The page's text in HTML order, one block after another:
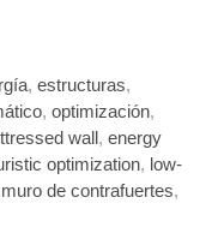
, estructuras,
, optimización,
wall , energy
optimization, low-
muro de contrafuertes,